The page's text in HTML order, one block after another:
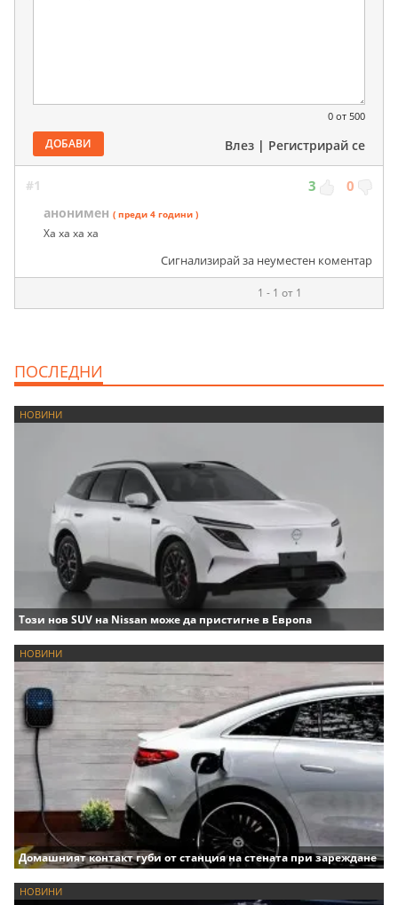
0 от 500
ДОБАВИ Влез | Регистрирай се
#1 3 0
анонимен ( преди 4 години )
Ха ха ха ха
Сигнализирай за неуместен коментар
1 - 1 от 1
ПОСЛЕДНИ
НОВИНИ
Този нов SUV на Nissan може да пристигне в Европа
НОВИНИ
Домашният контакт губи от станция на стената при зареждане
НОВИНИ